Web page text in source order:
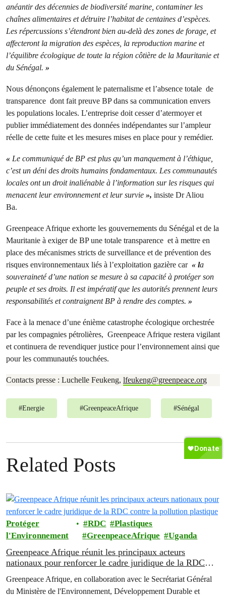
anéantir des décennies de biodiversité marine, contaminer les
chaînes alimentaires et détruire l’habitat de centaines d’espèces.
Les répercussions s’étendront bien au-delà des zones de forage, et
affecteront la migration des espèces, la reproduction marine et
l’équilibre écologique de toute la région côtière de la Mauritanie et
du Sénégal. »
Nous dénonçons également le paternalisme et l’absence totale de
transparence dont fait preuve BP dans sa communication envers
les populations locales. L’entreprise doit cesser d’atermoyer et
publier immédiatement des données indépendantes sur l’ampleur
réelle de cette fuite et les mesures mises en place pour y remédier.
« Le communiqué de BP est plus qu’un manquement à l’éthique,
c’est un déni des droits humains fondamentaux. Les communautés
locales ont un droit inaliénable à l’information sur les risques qui
menacent leur environnement et leur survie », insiste Dr Aliou
Ba.
Greenpeace Afrique exhorte les gouvernements du Sénégal et de la
Mauritanie à exiger de BP une totale transparence et à mettre en
place des mécanismes stricts de surveillance et de prévention des
risques environnementaux liés à l’exploitation gazière car « la
souveraineté d’une nation se mesure à sa capacité à protéger son
peuple et ses droits. Il est impératif que les autorités prennent leurs
responsabilités et contraignent BP à rendre des comptes. »
Face à la menace d’une énième catastrophe écologique orchestrée
par les compagnies pétrolières, Greenpeace Afrique restera vigilant
et continuera de revendiquer justice pour l’environnement ainsi que
pour les communautés touchées.
Contacts presse : Luchelle Feukeng, lfeukeng@greenpeace.org
#Energie #GreenpeaceAfrique #Sénégal
Related Posts
Protéger
l'Environnement
RDC
Plastiques
GreenpeaceAfrique
Uganda
Greenpeace Afrique réunit les principaux acteurs
nationaux pour renforcer le cadre juridique de la RDC
Greenpeace Afrique, en collaboration avec le Secrétariat Général
du Ministère de l'Environnement, Développement Durable et